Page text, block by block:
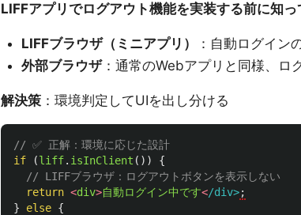
LIFFアプリでログアウト機能を実装する前に知
LIFFブラウザ（ミニアプリ） ：自動ログイン
外部ブラウザ：通常のWebアプリと同様、ロ
解決策 ：環境判定してUIを出し分ける
// ✅ 正解：環境に応じた設計
if
(liff. isInClient ())
{
// LIFFブラウザ：ログアウトボタンを表示しない
return <div>自動ログイン中です</div>
}
else {